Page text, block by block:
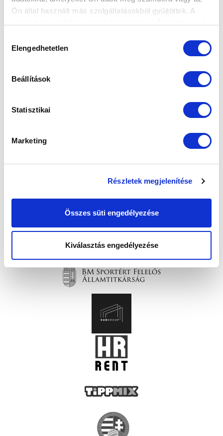
Ön által használt más szolgáltatásokból gyűjtöttek. A
kiválasztása
Elengedhetetlen
Beállítások
Statisztikai
Marketing
Részletek megjelenítése
Összes süti engedélyezése
Kiválasztás engedélyezése
SZPONZOROK